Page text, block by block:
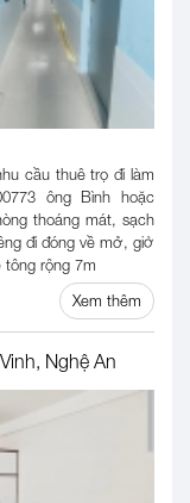
cầu thuê trọ đi làm
ông Bình hoặc
thoáng mát, sạch
đi đóng về mở, giờ
rộng 7m
Xem thêm
Nghệ An